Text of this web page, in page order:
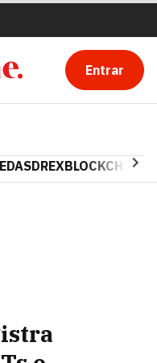
Entrar
DREXBLOCKCHAIN